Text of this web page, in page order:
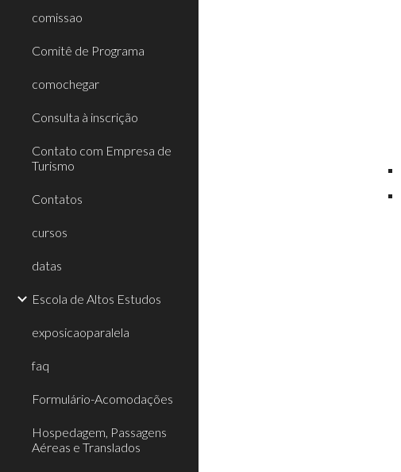
comissao
Comitê de Programa
comochegar
Consulta à inscrição
Contato com Empresa de
Turismo
Contatos
cursos
datas
Escola de Altos Estudos
exposicaoparalela
faq
Formulário-Acomodações
Hospedagem, Passagens
Aéreas e Translados